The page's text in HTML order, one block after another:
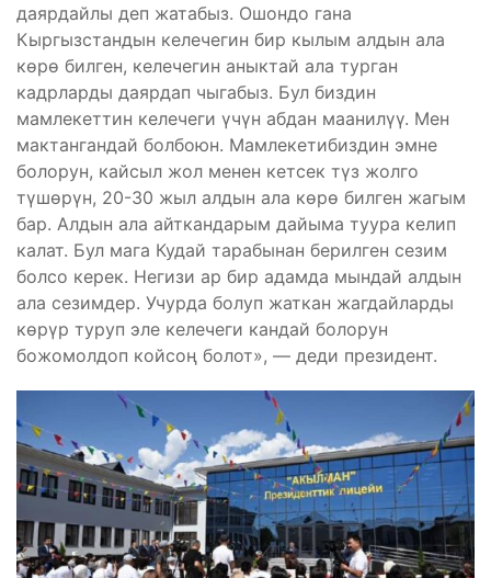
даярдайлы деп жатабыз. Ошондо гана
Кыргызстандын келечегин бир кылым алдын ала
көрө билген, келечегин аныктай ала турган
кадрларды даярдап чыгабыз. Бул биздин
мамлекеттин келечеги үчүн абдан маанилүү. Мен
мактангандай болбоюн. Мамлекетибиздин эмне
болорун, кайсыл жол менен кетсек түз жолго
түшөрүн, 20-30 жыл алдын ала көрө билген жагым
бар. Алдын ала айткандарым дайыма туура келип
калат. Бул мага Кудай тарабынан берилген сезим
болсо керек. Негизи ар бир адамда мындай алдын
ала сезимдер. Учурда болуп жаткан жагдайларды
көрүр туруп эле келечеги кандай болорун
божомолдоп койсоң болот», — деди президент.